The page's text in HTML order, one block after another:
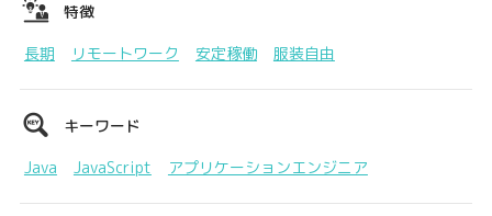
特徴
長期
リモートワーク 安定稼働 服装自由
キーワード
Java
JavaScript アプリケーションエンジニア